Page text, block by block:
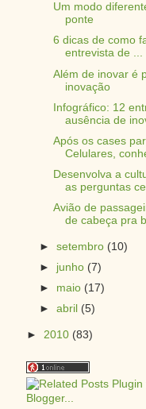
Um modo
ponte
6 dicas de como
entrevista de ...
Além de inovar é
inovação
Infográfico: 12
ausência de
Após os cases
Celulares,
Desenvolva a
as perguntas
Avião de
de cabeça pra
►setembro (10)
► junho (7)
► maio (17)
►abril (5)
► 2010 (83)